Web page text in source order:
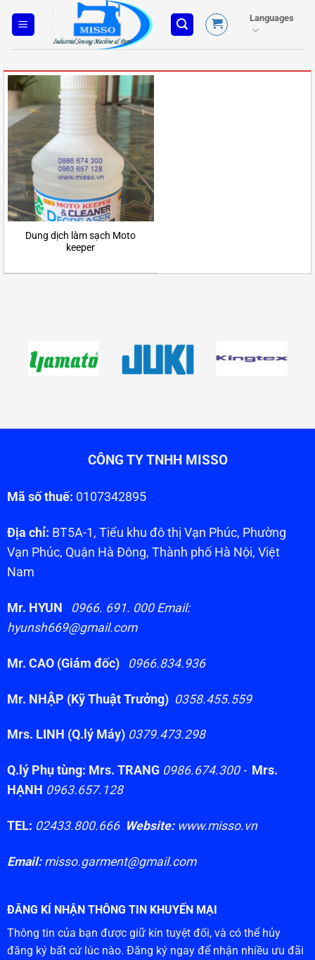
Languages
Dung dịch làm sạch Moto
keeper
CÔNG TY TNHH MISSO
Mã số thuế: 0107342895
Địa chỉ: BT5A-1, Tiểu khu đô thị Vạn Phúc, Phường
Vạn Phúc, Quận Hà Đông, Thành phố Hà Nội, Việt
Nam
Mr. HYUN
0966. 691. 000 Email:
hyunsh669@gmail.com
Mr. CAO (Giám đốc) 0966.834.936
Mr. NHẬP (Kỹ Thuật Trưởng) 0358.455.559
Mrs. LINH (Q.lý Máy) 0379.473.298
Q.lý Phụ tùng: Mrs. TRANG 0986.674.300 - Mrs.
HẠNH 0963.657.128
TEL: 02433.800.666 Website:www.misso.vn
Email:misso.garment@gmail.com
ĐĂNG KÍ NHẬN THÔNG TIN KHUYẾN MẠI
Thông tin của bạn được giữ kín tuyệt đối, và có thể hủy
đăng ký bất cứ lúc nào. Đăng ký ngay để nhận nhiều ưu đãi